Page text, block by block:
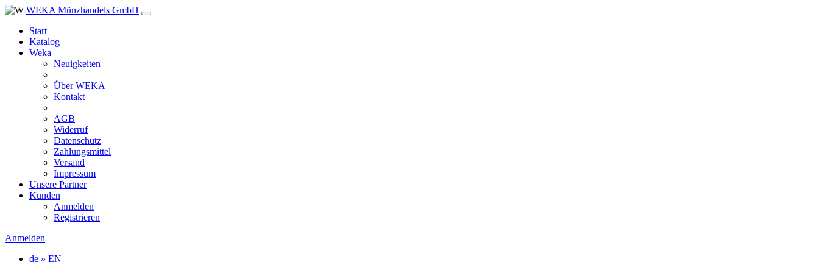
WEKA Münzhandels GmbH
Start
Katalog
Weka
Neuigkeiten
Über WEKA
Kontakt
AGB
Widerruf
Datenschutz
Zahlungsmittel
Versand
Impressum
Unsere Partner
Kunden
Anmelden
Registrieren
Anmelden
de » EN